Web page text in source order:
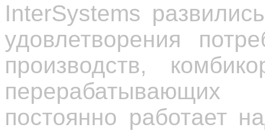
InterSystems
удовлетворения
производств,
постоянно работает